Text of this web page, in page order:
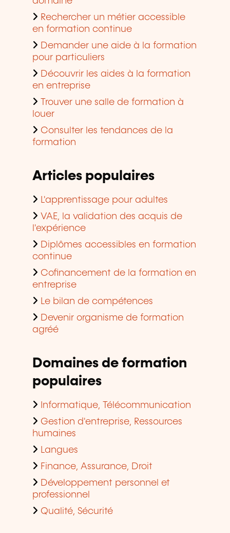
L'apprentissage pour adultes
VAE, la validation des acquis de
l'expérience
Diplômes accessibles en formation
continue
Cofinancement de la formation en
entreprise
Le bilan de compétences
Devenir organisme de formation
agréé
Domaines de formation
populaires
Informatique, Télécommunication
Gestion d'entreprise, Ressources
humaines
Langues
Finance, Assurance, Droit
Développement personnel et
professionnel
Qualité, Sécurité
Qui sommes-nous?
Mentions légales
Gestion des cookies
Protection des données
Accessibilité
Signaler un contenu
Plan du site